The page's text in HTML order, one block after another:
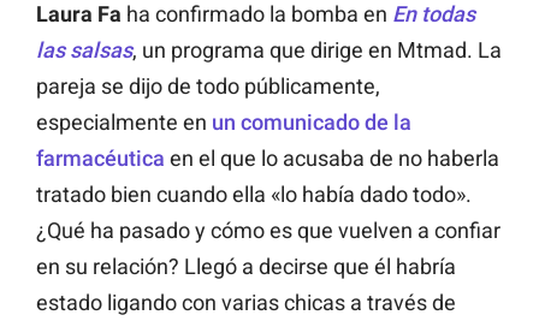
Laura Fa ha confirmado la bomba en En todas
las salsas, un programa que dirige en Mtmad. La
pareja se dijo de todo públicamente,
especialmente en un comunicado de la
farmacéutica en el que lo acusaba de no haberla
tratado bien cuando ella «lo había dado todo».
¿Qué ha pasado y cómo es que vuelven a confiar
en su relación? Llegó a decirse que él habría
estado ligando con varias chicas a través de